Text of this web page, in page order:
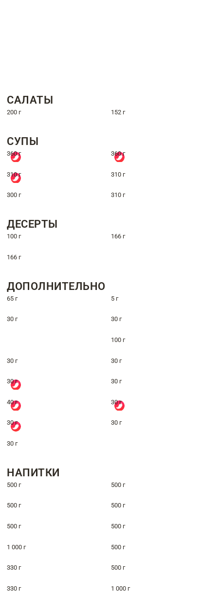
САЛАТЫ
200 г 152 г
СУПЫ
360 г 360 г
310 г 310 г
300 г 310 г
ДЕСЕРТЫ
100 г 166 г
166 г
ДОПОЛНИТЕЛЬНО
65 г 5 г
30 г 30 г
100 г
30 г 30 г
30 г 30 г
40 г 30 г
30 г 30 г
30 г
НАПИТКИ
500 г 500 г
500 г 500 г
500 г 500 г
1 000 г 500 г
330 г 500 г
330 г 1 000 г